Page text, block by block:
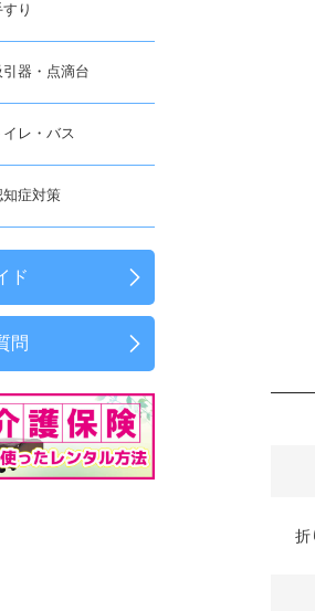
折
り
引器・点滴台
イレ・バス
知症対策
ド
問